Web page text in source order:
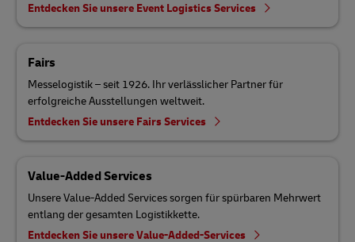
Entdecken Sie unsere Event Logistics Services
Fairs
Messelogistik – seit 1926. Ihr verlässlicher Partner für
erfolgreiche Ausstellungen weltweit.
Entdecken Sie unsere Fairs Services
Value-Added Services
Unsere Value-Added Services sorgen für spürbaren Mehrwert
entlang der gesamten Logistikkette.
Entdecken Sie unsere Value-Added-Services